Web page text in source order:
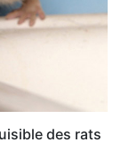
des rats